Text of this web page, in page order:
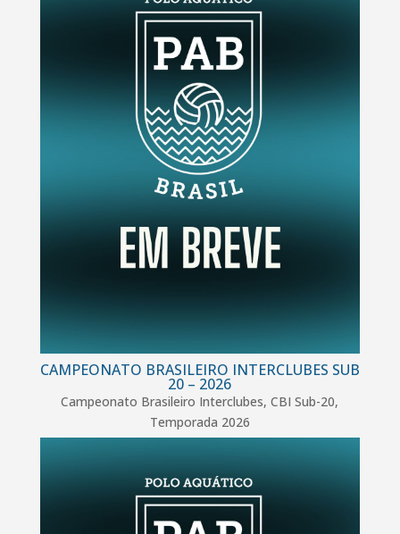
CAMPEONATO BRASILEIRO INTERCLUBES SUB
20 – 2026
Campeonato Brasileiro Interclubes,CBI Sub-20,
Temporada 2026